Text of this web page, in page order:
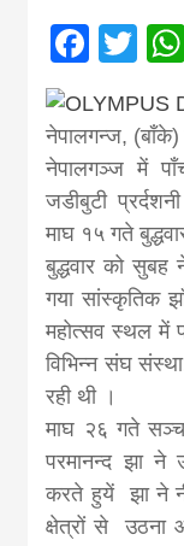
नेपालगन्ज,
नेपालगञ्ज में
जडीबुटी
माघ १५ गते
बुद्धवार को सुबह
गया सांस्कृतिक
महोत्सव स्थल में
विभिन्न संघ
रही थी ।
माघ २६ गते
परमानन्द झा ने
करते हुयें झा ने
क्षेत्रों से उठना